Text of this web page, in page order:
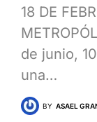
18 DE
de junio,
una…
BY ASAEL